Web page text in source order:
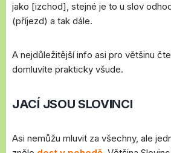
jako [izchod], stejné je to u slov
(příjezd) a tak dále.
A nejdůležitější info asi pro většinu
domluvíte prakticky všude.
JACÍ JSOU SLOVINCI
Asi nemůžu mluvit za všechny, ale